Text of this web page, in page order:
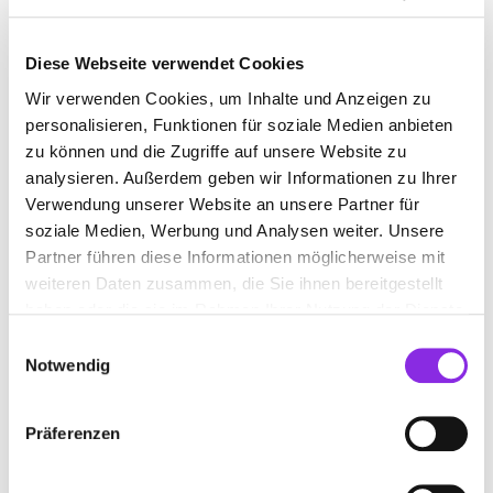
Diese Webseite verwendet Cookies
Wir verwenden Cookies, um Inhalte und Anzeigen zu
personalisieren, Funktionen für soziale Medien anbieten
zu können und die Zugriffe auf unsere Website zu
analysieren. Außerdem geben wir Informationen zu Ihrer
Verwendung unserer Website an unsere Partner für
soziale Medien, Werbung und Analysen weiter. Unsere
Partner führen diese Informationen möglicherweise mit
weiteren Daten zusammen, die Sie ihnen bereitgestellt
Notwendig
Präferenzen
kostenlos erhalten. Ein weiterer Standort befindet sich in
Adresse Büdingen:Vorstadt 17, 63654 Büdingen
Bleichenbach:Das DRK-Kleiderlädchenin Ortenberg-
Bleichenbach verfügt über ein „Annahme-Fenster“, an
dem ihr zu den Öffnungszeiten eure Spenden abgeben
könnt.
Adresse:Forsthausstr. 4 63683 Ortenberg-Bleichenbach
Weitere soziale Einrichtungen für
eure Spenden
anderen hilfsbedürftigen Menschen zur Verfügung. Neben